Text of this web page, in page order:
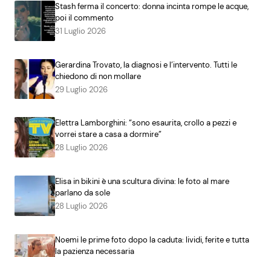
Stash ferma il concerto: donna incinta rompe le acque,
poi il commento
31 Luglio 2026
Gerardina Trovato, la diagnosi e l’intervento. Tutti le
chiedono di non mollare
29 Luglio 2026
Elettra Lamborghini: “sono esaurita, crollo a pezzi e
vorrei stare a casa a dormire”
28 Luglio 2026
Elisa in bikini è una scultura divina: le foto al mare
parlano da sole
28 Luglio 2026
Noemi le prime foto dopo la caduta: lividi, ferite e tutta
la pazienza necessaria